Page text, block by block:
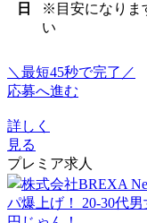
日
※目安になりま
い
＼最短45秒で完了／
応募へ進む
詳しく
見る
プレミア求人